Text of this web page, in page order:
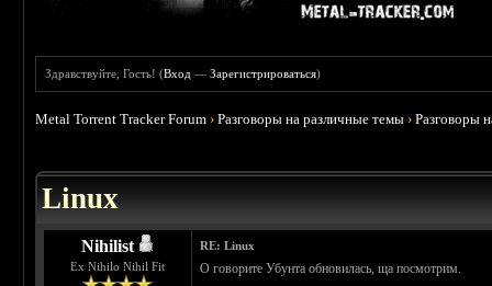
Здравствуйте, Гость! (Вход —Зарегистрироваться)
Metal Torrent Tracker Forum ›Разговоры на различные темы ›Разговоры
Linux
Nihilist
Ex Nihilo Nihil Fit
RE: Linux
О говорите Убунта обновилась, ща посмотрим.